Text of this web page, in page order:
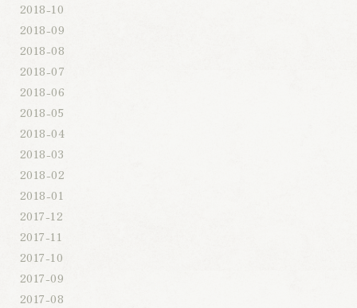
2018-10
2018-09
2018-08
2018-07
2018-06
2018-05
2018-04
2018-03
2018-02
2018-01
2017-12
2017-11
2017-10
2017-09
2017-08